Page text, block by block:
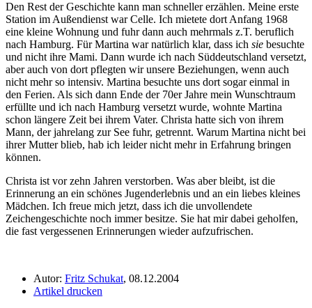
Den Rest der Geschichte kann man schneller erzählen. Meine erste
Station im Außendienst war Celle. Ich mietete dort Anfang 1968
eine kleine Wohnung und fuhr dann auch mehrmals z.T. beruflich
nach Hamburg. Für Martina war natürlich klar, dass ich sie besuchte
und nicht ihre Mami. Dann wurde ich nach Süddeutschland versetzt,
aber auch von dort pflegten wir unsere Beziehungen, wenn auch
nicht mehr so intensiv. Martina besuchte uns dort sogar einmal in
den Ferien. Als sich dann Ende der 70er Jahre mein Wunschtraum
erfüllte und ich nach Hamburg versetzt wurde, wohnte Martina
schon längere Zeit bei ihrem Vater. Christa hatte sich von ihrem
Mann, der jahrelang zur See fuhr, getrennt. Warum Martina nicht bei
ihrer Mutter blieb, hab ich leider nicht mehr in Erfahrung bringen
können.
Christa ist vor zehn Jahren verstorben. Was aber bleibt, ist die
Erinnerung an ein schönes Jugenderlebnis und an ein liebes kleines
Mädchen. Ich freue mich jetzt, dass ich die unvollendete
Zeichengeschichte noch immer besitze. Sie hat mir dabei geholfen,
die fast vergessenen Erinnerungen wieder aufzufrischen.
Autor: Fritz Schukat, 08.12.2004
Artikel drucken